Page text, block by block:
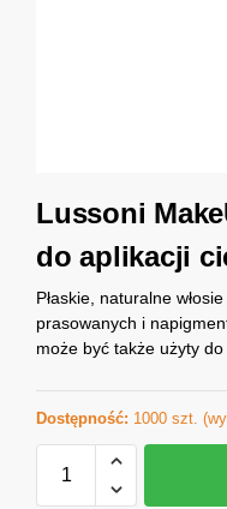
Lussoni
do aplikacji
Płaskie, naturalne
prasowanych i
może być także użyty
Dostępność: 1000 szt.